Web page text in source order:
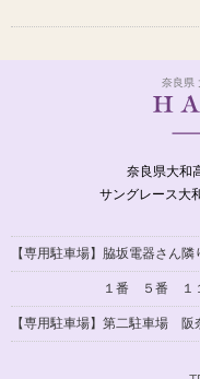
奈良県
奈良県大和
サングレース大
【専用駐車場】脇坂電器さん
１番 ５番 １
【専用駐車場】 第二駐車場 阪